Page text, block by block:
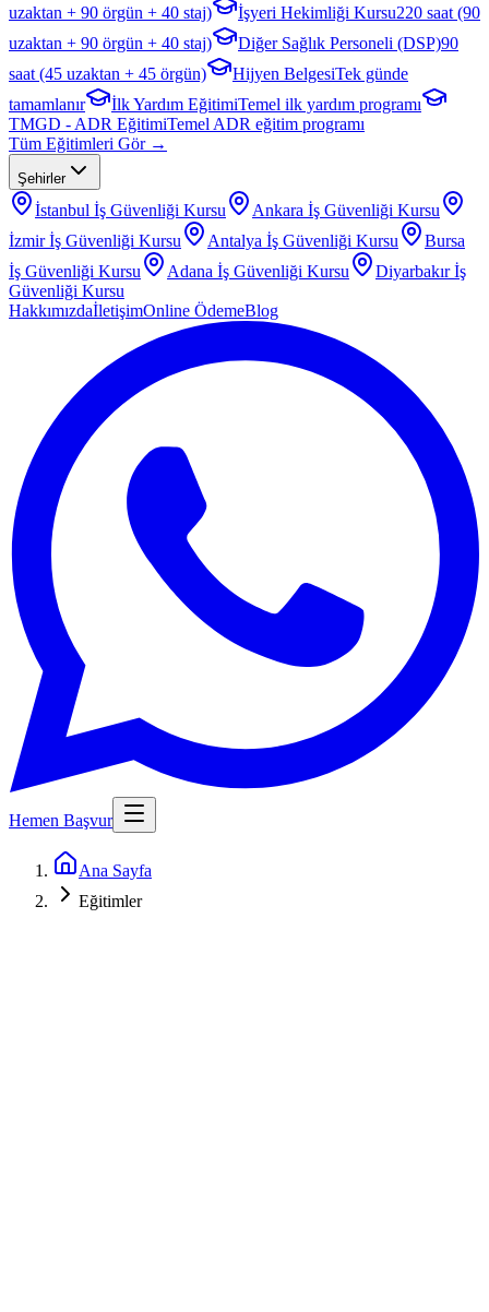
uzaktan + 90 örgün + 40 staj)
İşyeri Hekimliği Kursu220 saat (90
uzaktan + 90 örgün + 40 staj)
Diğer Sağlık Personeli (DSP)90
saat (45 uzaktan + 45 örgün)
Hijyen BelgesiTek günde
tamamlanır
İlk Yardım EğitimiTemel ilk yardım programı
TMGD - ADR EğitimiTemel ADR eğitim programı
Tüm Eğitimleri Gör →
Şehirler
İstanbul İş Güvenliği Kursu Ankara İş Güvenliği Kursu
İzmirİş Güvenliği Kursu Antalya İş Güvenliği Kursu
Bursa
İş Güvenliği Kursu
Adana İş Güvenliği Kursu Diyarbakırİş
Güvenliği Kursu
HakkımızdaİletişimOnline ÖdemeBlog
Hemen Başvur
Ana Sayfa
Eğitimler